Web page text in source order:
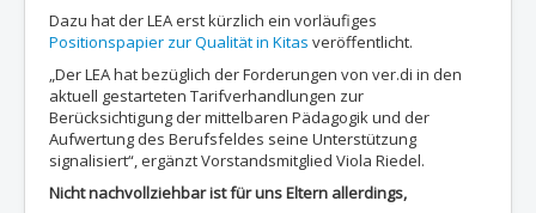
Dazu hat der LEA erst kürzlich ein vorläufiges
Positionspapier zur Qualität in Kitas veröffentlicht.
„Der LEA hat bezüglich der Forderungen von ver.di in den
aktuell gestarteten Tarifverhandlungen zur
Berücksichtigung der mittelbaren Pädagogik und der
Aufwertung des Berufsfeldes seine Unterstützung
signalisiert“, ergänzt Vorstandsmitglied Viola Riedel.
Nicht nachvollziehbar ist für uns Eltern allerdings,